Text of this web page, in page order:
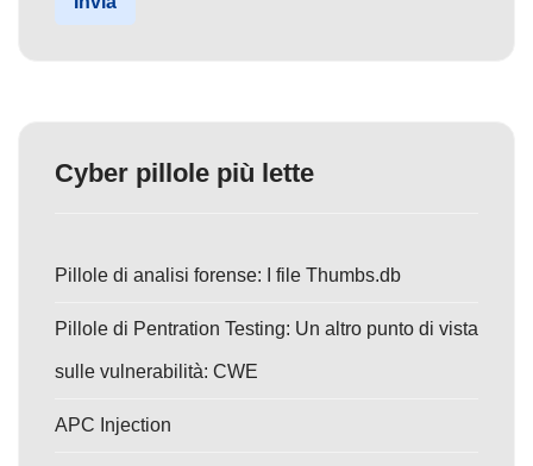
Cyber pillole più lette
Pillole di analisi forense: I file Thumbs.db
Pillole di Pentration Testing: Un altro punto di vista
sulle vulnerabilità: CWE
APC Injection